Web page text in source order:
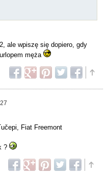
ale wpiszę się dopiero, gdy
męża
Fiat Freemont
?